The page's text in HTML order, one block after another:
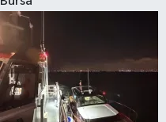
Sağlık
Dünya